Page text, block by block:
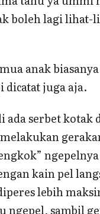
boleh lagi
anak
dicatat juga aja.
ada serbet
kain pel
lebih
ngepel, sambil